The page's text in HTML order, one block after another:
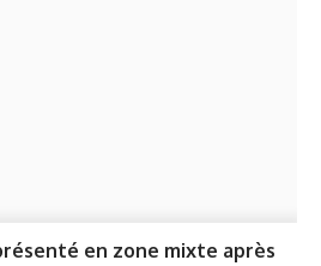
en zone mixte après